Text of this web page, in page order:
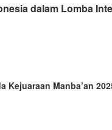
Lomba
Kejuaraan Manba’an